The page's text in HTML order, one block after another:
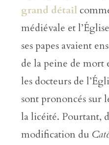
grand détail
médiévale et
ses papes avaient
de la peine de mort
les docteurs de
sont prononcés sur
la licéité. Pourtant,
modification du